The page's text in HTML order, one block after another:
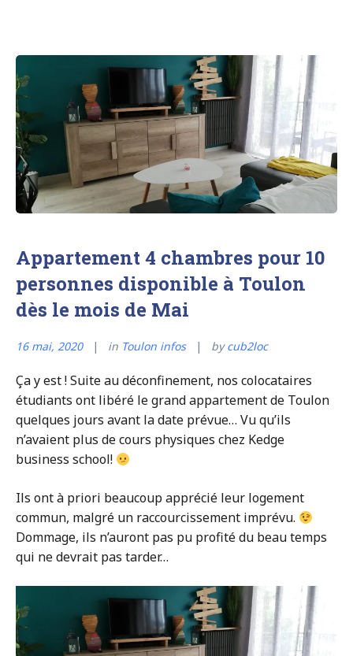
Appartement 4 chambres pour 10
personnes disponible à Toulon
dès le mois de Mai
16 mai, 2020 in Toulon infos bycub2loc
Ça y est ! Suite au déconfinement, nos colocataires
étudiants ont libéré le grand appartement de Toulon
quelques jours avant la date prévue… Vu qu’ils
n’avaient plus de cours physiques chez Kedge
business school!
Ils ont à priori beaucoup apprécié leur logement
commun, malgré un raccourcissement imprévu.
Dommage, ils n’auront pas pu profité du beau temps
qui ne devrait pas tarder…